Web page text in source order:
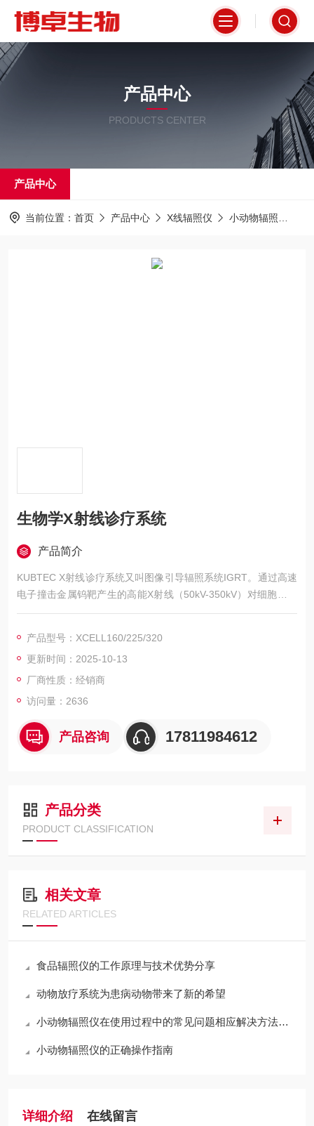
产品中心
PRODUCTS CENTER
产品中心
当前位置： 首页 产品中心 X线辐照仪 小动物辐照
生物学X射线诊疗系统
产品简介
KUBTEC X射线诊疗系统又叫图像引导辐照系统IGRT。通过高速
电子撞击金属钨靶产生的高能X射线（50kV-350kV）对细胞或小
动物（清醒状态和麻醉状态）进行照射，从而用于干细胞(骨髓移
e、细胞培养、血制品照射、肿瘤、信号转导、免疫、基因治疗、
放射生物学、药物研发等生物技术研究。
产品型号：XCELL160/225/320
更新时间：2025-10-13
厂商性质：经销商
访问量：2636
产品咨询 17811984612
产品分类
PRODUCT CLASSIFICATION
相关文章
RELATED ARTICLES
食品辐照仪的工作原理与技术优势分享
动物放疗系统为患病动物带来了新的希望
小动物辐照仪在使用过程中的常见问题相应解决方法分享
小动物辐照仪的正确操作指南
详细介绍 在线留言